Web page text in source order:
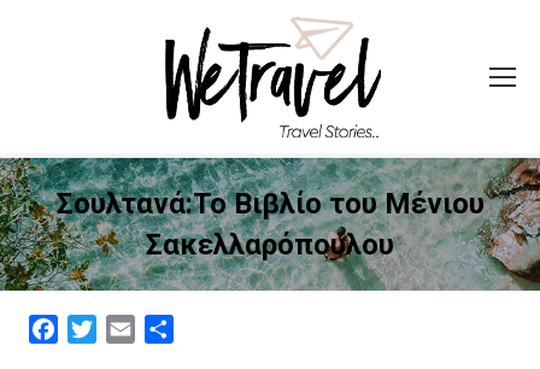
Σουλτανά:Το Βιβλίο του Μένιου
Σακελλαρόπουλου
FacebookTwitterEmail